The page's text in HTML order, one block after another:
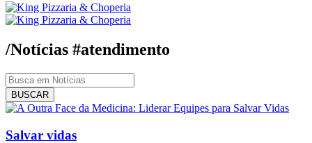
/Notícias #atendimento
BUSCAR
Salvar vidas